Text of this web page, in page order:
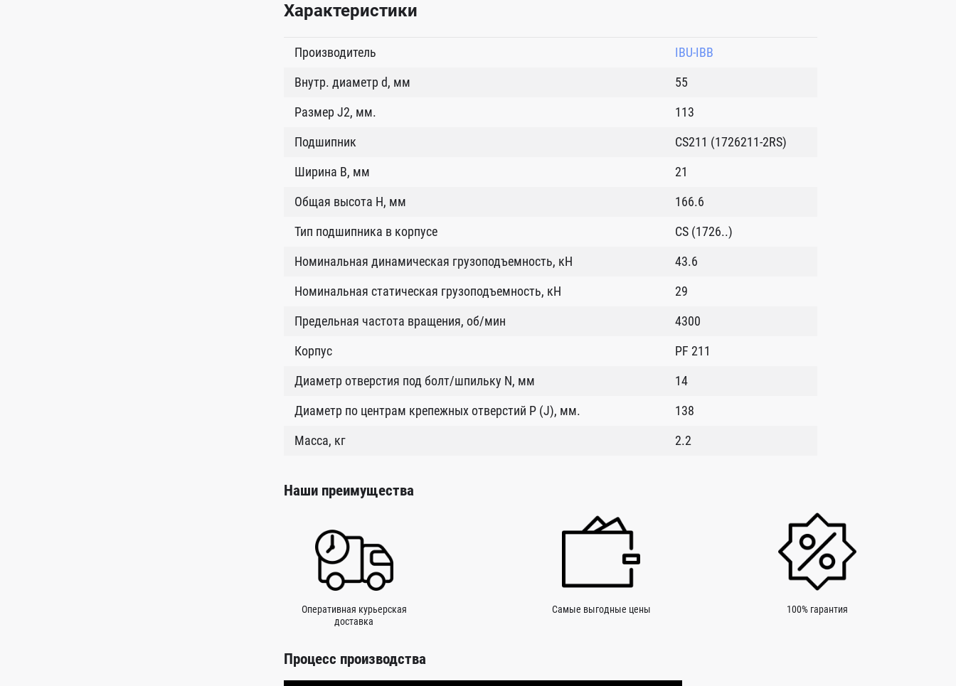
Характеристики
Производитель
IBU-IBB
Внутр. диаметр d, мм
55
Размер J2, мм.
113
Подшипник
CS211 (1726211-2RS)
Ширина B, мм
21
Общая высота H, мм
166.6
Тип подшипника в корпусе
CS (1726..)
Номинальная динамическая грузоподъемность, кН
43.6
Номинальная статическая грузоподъемность, кН
29
Предельная частота вращения, об/мин
4300
Корпус
PF 211
Диаметр отверстия под болт/шпильку N, мм
14
Диаметр по центрам крепежных отверстий P (J), мм.
138
Масса, кг
2.2
Наши преимущества
Оперативная курьерская
доставка
Самые выгодные цены 100% гарантия
Процесс производства